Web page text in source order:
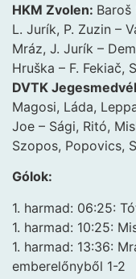
HKM Zvolen: Baroš
L. Jurík, P. Zuzin –
Mráz, J. Jurík –
Hruška – F. Fekiač,
DVTK
Magosi, Láda,
Joe – Sági, Ritó,
Szopos, Popovics,
Gólok:
1. harmad: 06:25:
1. harmad: 10:25:
1. harmad: 13:36:
emberelőnyből 1-2